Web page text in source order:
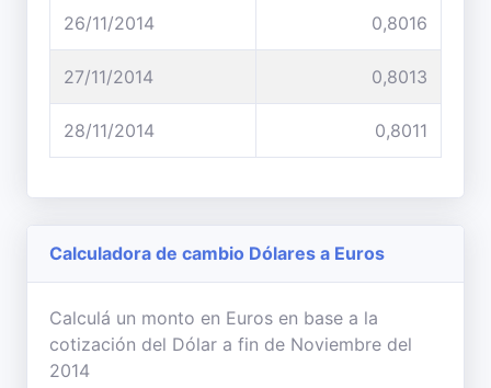
26/11/2014 0,8016
27/11/2014 0,8013
28/11/2014 0,8011
Calculadora de cambio Dólares a Euros
Calculá un monto en Euros en base a la
cotización del Dólar a fin de Noviembre del
2014